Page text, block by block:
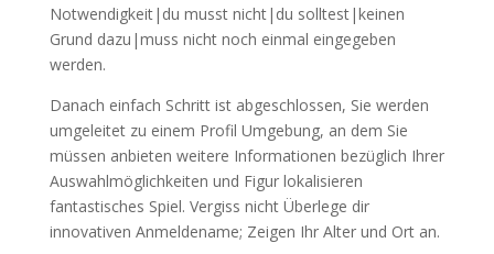
Notwendigkeit|du musst nicht|du solltest|keinen
Grund dazu|muss nicht noch einmal eingegeben
werden.
Danach einfach Schritt ist abgeschlossen, Sie werden
umgeleitet zu einem Profil Umgebung, an dem Sie
müssen anbieten weitere Informationen bezüglich Ihrer
Auswahlmöglichkeiten und Figur lokalisieren
fantastisches Spiel. Vergiss nicht Überlege dir
innovativen Anmeldename; Zeigen Ihr Alter und Ort an.